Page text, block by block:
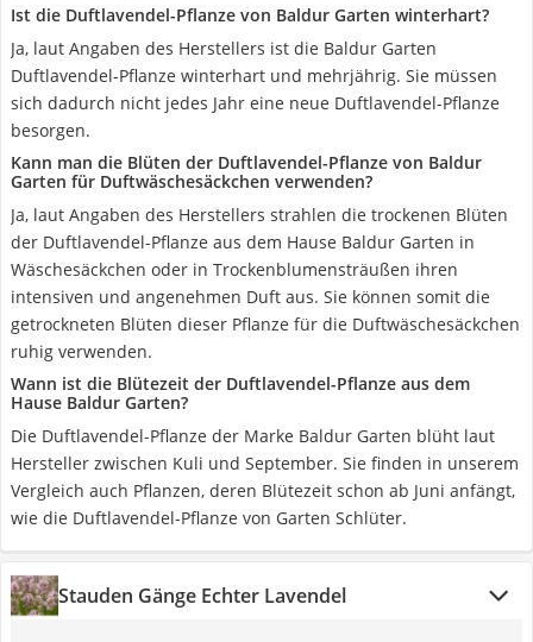
Ist die Duftlavendel-Pflanze von Baldur Garten winterhart?
Ja, laut Angaben des Herstellers ist die Baldur Garten
Duftlavendel-Pflanze winterhart und mehrjährig. Sie müssen
sich dadurch nicht jedes Jahr eine neue Duftlavendel-Pflanze
besorgen.
Kann man die Blüten der Duftlavendel-Pflanze von Baldur
Garten für Duftwäschesäckchen verwenden?
Ja, laut Angaben des Herstellers strahlen die trockenen Blüten
der Duftlavendel-Pflanze aus dem Hause Baldur Garten in
Wäschesäckchen oder in Trockenblumensträußen ihren
intensiven und angenehmen Duft aus. Sie können somit die
getrockneten Blüten dieser Pflanze für die Duftwäschesäckchen
ruhig verwenden.
Wann ist die Blütezeit der Duftlavendel-Pflanze aus dem
Hause Baldur Garten?
Die Duftlavendel-Pflanze der Marke Baldur Garten blüht laut
Hersteller zwischen Kuli und September. Sie finden in unserem
Vergleich auch Pflanzen, deren Blütezeit schon ab Juni anfängt,
wie die Duftlavendel-Pflanze von Garten Schlüter.
Stauden Gänge Echter Lavendel